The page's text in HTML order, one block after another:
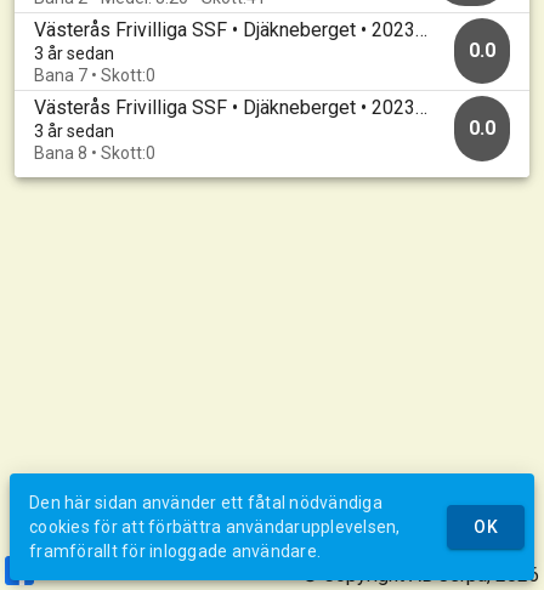
Västerås Frivilliga SSF • Djäkneberget • 20230130
3 år sedan
Bana 7 • Skott:0
0.0
Västerås Frivilliga SSF • Djäkneberget • 20230123
3 år sedan
Bana 8 • Skott:0
0.0
© Copyright AB Jerpa, 2026
Den här sidan använder ett fåtal nödvändiga
cookies för att förbättra användarupplevelsen,
framförallt för inloggade användare.
OK